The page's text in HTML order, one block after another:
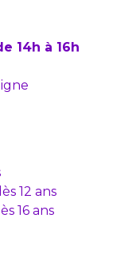
14h à 16h
12 ans
16 ans